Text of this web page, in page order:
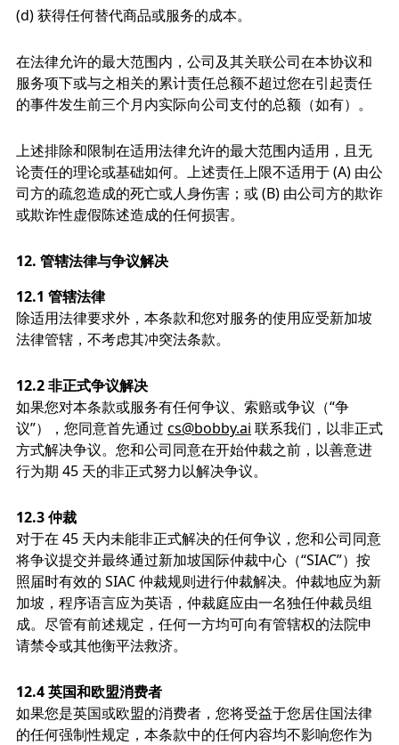
(d) 获得任何替代商品或服务的成本。
在法律允许的最大范围内，公司及其关联公司在本协议和
服务项下或与之相关的累计责任总额不超过您在引起责任
的事件发生前三个月内实际向公司支付的总额（如有）。
上述排除和限制在适用法律允许的最大范围内适用，且无
论责任的理论或基础如何。上述责任上限不适用于 (A) 由公
司方的疏忽造成的死亡或人身伤害；或 (B) 由公司方的欺诈
或欺诈性虚假陈述造成的任何损害。
12. 管辖法律与争议解决
12.1 管辖法律
除适用法律要求外，本条款和您对服务的使用应受新加坡
法律管辖，不考虑其冲突法条款。
12.2 非正式争议解决
如果您对本条款或服务有任何争议、索赔或争议（“争
议”），您同意首先通过 cs@bobby.ai 联系我们，以非正式
方式解决争议。您和公司同意在开始仲裁之前，以善意进
行为期 45 天的非正式努力以解决争议。
12.3 仲裁
对于在 45 天内未能非正式解决的任何争议，您和公司同意
将争议提交并最终通过新加坡国际仲裁中心（“SIAC”）按
照届时有效的 SIAC 仲裁规则进行仲裁解决。仲裁地应为新
加坡，程序语言应为英语，仲裁庭应由一名独任仲裁员组
成。尽管有前述规定，任何一方均可向有管辖权的法院申
请禁令或其他衡平法救济。
12.4 英国和欧盟消费者
如果您是英国或欧盟的消费者，您将受益于您居住国法律
的任何强制性规定，本条款中的任何内容均不影响您作为